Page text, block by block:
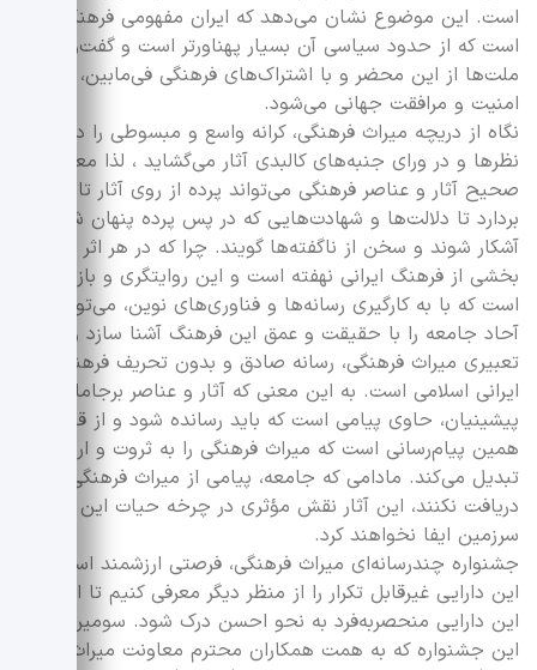
است. این موضوع نشان می‌دهد که ایران مفهومی فرهنگی
است که از حدود سیاسی آن بسیار پهناورتر است و گفت‌وگوی
ملت‌ها از این محضر و با اشتراک‌های فرهنگی فی‌مابین، مسبب
امنیت و مرافقت جهانی می‌شود.
نگاه از دریچه میراث فرهنگی، کرانه واسع و مبسوطی را در
نظرها و در ورای جنبه‌های کالبدی آثار می‌گشاید ، لذا معرفی
صحیح آثار و عناصر فرهنگی می‌تواند پرده از روی آثار تاریخی
بردارد تا دلالت‌ها و شهادت‌هایی که در پس پرده پنهان شده‌اند،
آشکار شوند و سخن از ناگفته‌ها گویند. چرا که در هر اثر تاریخی،
بخشی از فرهنگ ایرانی نهفته است و این روایتگری و بازنمایی
است که با به کارگیری رسانه‌ها و فناوری‌های نوین، می‌تواند
آحاد جامعه را با حقیقت و عمق این فرهنگ آشنا سازد و به
تعبیری میراث فرهنگی، رسانه صادق و بدون تحریف فرهنگ
ایرانی اسلامی است. به این معنی که آثار و عناصر برجامانده از
پیشینیان، حاوی پیامی است که باید رسانده شود و از قضا
همین پیام‌رسانی است که میراث فرهنگی را به ثروت و ارزش
تبدیل می‌کند. مادامی که جامعه، پیامی از میراث فرهنگی ایرانی
دریافت نکنند، این آثار نقش مؤثری در چرخه حیات این
سرزمین ایفا نخواهند کرد.
جشنواره چندرسانه‌ای میراث فرهنگی، فرصتی ارزشمند است تا
این دارایی غیرقابل تکرار را از منظر دیگر معرفی کنیم تا ارزش
این دارایی منحصربه‌فرد به نحو احسن درک شود. سومین دوره
این جشنواره که به همت همکاران محترم معاونت میراث